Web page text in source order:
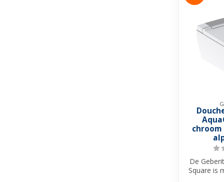
De
Square is